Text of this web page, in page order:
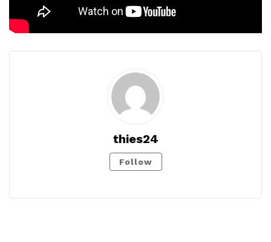
thies24
Follow